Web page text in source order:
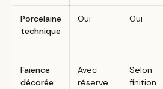
Porcelaine
technique
Oui Oui
Faïence
décorée
Avec
réserve
Selon
finition